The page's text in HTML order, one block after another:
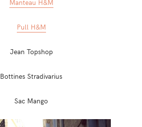
Manteau H&M
Pull H&M
Jean Topshop
Bottines Stradivarius
Sac Mango